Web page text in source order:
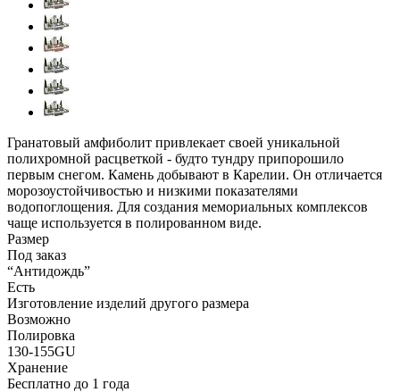
Гранатовый амфиболит привлекает своей уникальной
полихромной расцветкой - будто тундру припорошило
первым снегом. Камень добывают в Карелии. Он отличается
морозоустойчивостью и низкими показателями
водопоглощения. Для создания мемориальных комплексов
чаще используется в полированном виде.
Размер
Под заказ
“Антидождь”
Есть
Изготовление изделий другого размера
Возможно
Полировка
130-155GU
Хранение
Бесплатно до 1 года